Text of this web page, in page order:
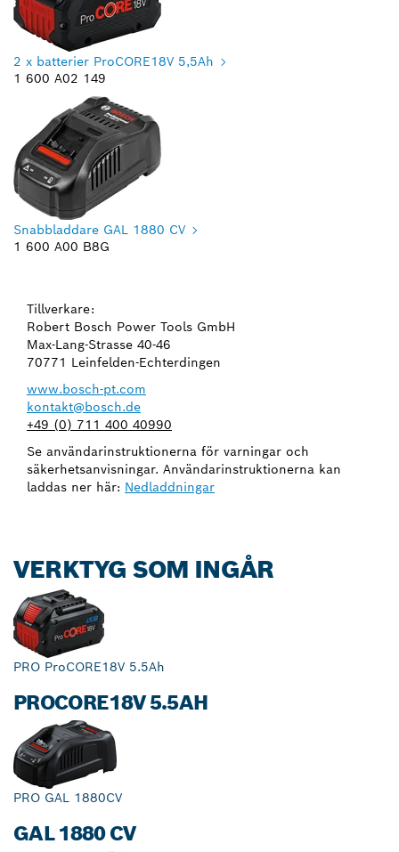
2 x batterier ProCORE18V 5,5Ah
1 600 A02 149
Snabbladdare GAL 1880 CV
1 600 A00 B8G
Tillverkare:
Robert Bosch Power Tools GmbH
Max-Lang-Strasse 40-46
70771 Leinfelden-Echterdingen
www.bosch-pt.com
kontakt@bosch.de
+49 (0) 711 400 40990
Se användarinstruktionerna för varningar och
säkerhetsanvisningar. Användarinstruktionerna kan
laddas ner här: Nedladdningar
VERKTYG SOM INGÅR
PRO ProCORE18V 5.5Ah
PROCORE18V 5.5AH
PRO GAL 1880CV
GAL 1880 CV